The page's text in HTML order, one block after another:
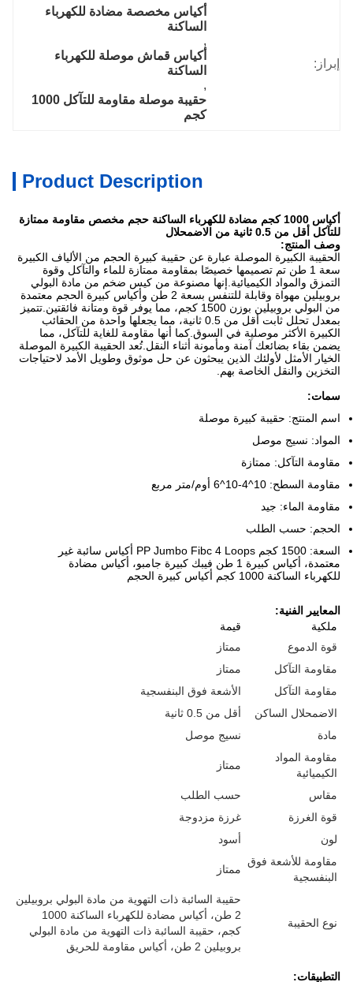
إبراز:
أكياس مخصصة مضادة للكهرباء
الساكنة
,
أكياس قماش موصلة للكهرباء
الساكنة
,
حقيبة موصلة مقاومة للتآكل 1000
كجم
Product Description
أكياس 1000 كجم مضادة للكهرباء الساكنة حجم مخصص مقاومة ممتازة
للتآكل أقل من 0.5 ثانية من الاضمحلال
وصف المنتج:
الحقيبة الكبيرة الموصلة عبارة عن حقيبة كبيرة الحجم من الألياف الكبيرة
سعة 1 طن تم تصميمها خصيصًا بمقاومة ممتازة للماء والتآكل وقوة
التمزق والمواد الكيميائية.إنها مصنوعة من كيس ضخم من مادة البولي
بروبيلين مهواة وقابلة للتنفس بسعة 2 طن وأكياس كبيرة الحجم معتمدة
من البولي بروبيلين بوزن 1500 كجم، مما يوفر قوة ومتانة فائقتين.تتميز
بمعدل تحلل ثابت أقل من 0.5 ثانية، مما يجعلها واحدة من الحقائب
الكبيرة الأكثر موصلية في السوق.كما أنها مقاومة للغاية للتآكل، مما
يضمن بقاء بضائعك آمنة ومأمونة أثناء النقل.تُعد الحقيبة الكبيرة الموصلة
الخيار الأمثل لأولئك الذين يبحثون عن حل موثوق وطويل الأمد لاحتياجات
التخزين والنقل الخاصة بهم.
سمات:
اسم المنتج: حقيبة كبيرة موصلة
المواد: نسيج موصل
مقاومة التآكل: ممتازة
مقاومة السطح: 10^4-10^6 أوم/متر مربع
مقاومة الماء: جيد
الحجم: حسب الطلب
السعة: 1500 كجم PP Jumbo Fibc 4 Loops أكياس سائبة غير
معتمدة، أكياس كبيرة 1 طن فيبك كبيرة جامبو، أكياس مضادة
للكهرباء الساكنة 1000 كجم أكياس كبيرة الحجم
المعايير الفنية:
ملكية
قيمة
قوة الدموع
ممتاز
مقاومة التآكل
ممتاز
مقاومة التآكل
الأشعة فوق البنفسجية
الاضمحلال الساكن
أقل من 0.5 ثانية
مادة
نسيج موصل
مقاومة المواد
الكيميائية
ممتاز
مقاس
حسب الطلب
قوة الغرزة
غرزة مزدوجة
لون
أسود
مقاومة للأشعة فوق
البنفسجية
ممتاز
نوع الحقيبة
حقيبة السائبة ذات التهوية من مادة البولي بروبيلين
2 طن، أكياس مضادة للكهرباء الساكنة 1000
كجم، حقيبة السائبة ذات التهوية من مادة البولي
بروبيلين 2 طن، أكياس مقاومة للحريق
التطبيقات: